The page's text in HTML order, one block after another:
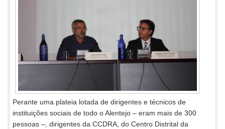
Perante uma plateia lotada de dirigentes e técnicos de
instituições sociais de todo o Alentejo – eram mais de 300
pessoas –, dirigentes da CCDRA, do Centro Distrital da